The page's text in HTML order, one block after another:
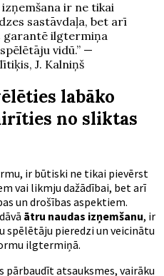
ir ne tikai
sastāvdaļa, bet arī
garantē ilgtermiņa
vidū.” —
J. Kalniņš
labāko
no sliktas
ir būtiski ne tikai pievērst
vai likmju dažādībai, bet arī
un drošības aspektiem.
ātru naudas izņemšanu, ir
pieredzi un veicinātu
ilgtermiņā.
atsauksmes, vairāku